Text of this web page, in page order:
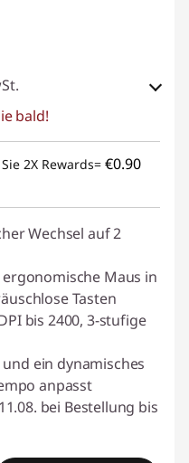
bald!
2X Rewards= €0.90
Wechsel auf 2
Maus in
Tasten
bis 2400, 3-stufige
ein dynamisches
anpasst
bei Bestellung bis